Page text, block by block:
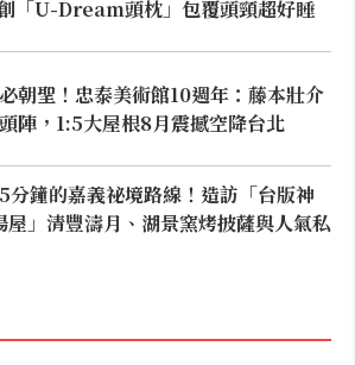
「U-Dream頭枕」包覆頭頸超好睡
朝聖！忠泰美術館10週年：藤本壯介
陣，1:5大屋根8月震撼空降台北
分鐘的嘉義祕境路線！造訪「台版神
屋」清豐濤月、湖景窯烤披薩與人氣私